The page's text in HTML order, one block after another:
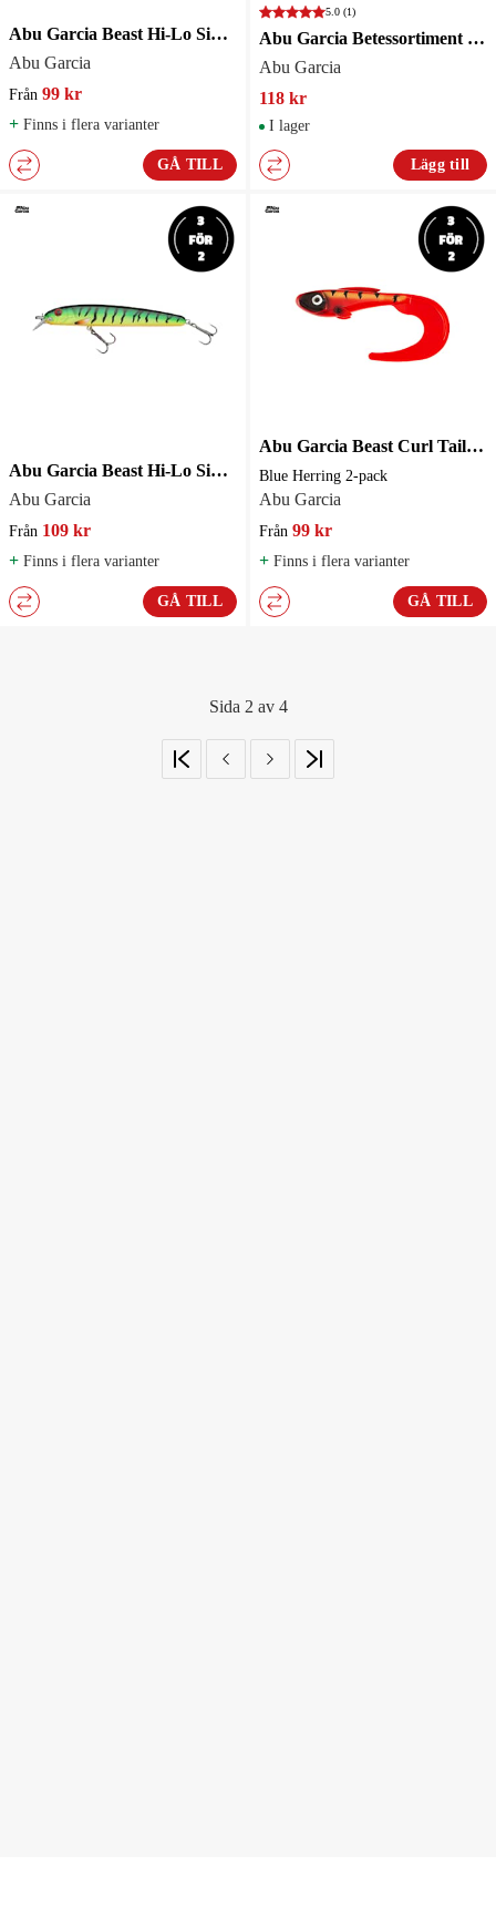
Abu Garcia Beast Hi-Lo Sinking 14cm
Abu Garcia
Från 99 kr
+ Finns i flera varianter
GÅ TILL
5.0 (1)
Abu Garcia Betessortiment Tormentor 3st Big
Abu Garcia
118 kr
I lager
Lägg till
Abu Garcia Beast Hi-Lo Sinking 10cm
Abu Garcia
Från 109 kr
+ Finns i flera varianter
GÅ TILL
Abu Garcia Beast Curl Tail 17 cm
Blue Herring 2-pack
Abu Garcia
Från 99 kr
+ Finns i flera varianter
GÅ TILL
Sida 2 av 4